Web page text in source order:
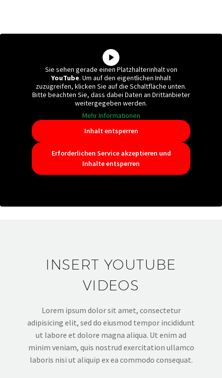
Sie sehen gerade einen Platzhalterinhalt von
YouTube. Um auf den eigentlichen Inhalt
zuzugreifen, klicken Sie auf die Schaltfläche unten.
Bitte beachten Sie, dass dabei Daten an Drittanbieter
weitergegeben werden.
Mehr Informationen
Inhalt entsperren
Erforderlichen Service akzeptieren und
Inhalte entsperren
INSERT YOUTUBE
VIDEOS
Lorem ipsum dolor sit amet, consectetur
adipisicing elit, sed do eiusmod tempor incididunt
ut labore et dolore magna aliqua. Ut enim ad
minim veniam, quis nostrud exercitation ullamco
laboris nisi ut aliquip ex ea commodo consequat.